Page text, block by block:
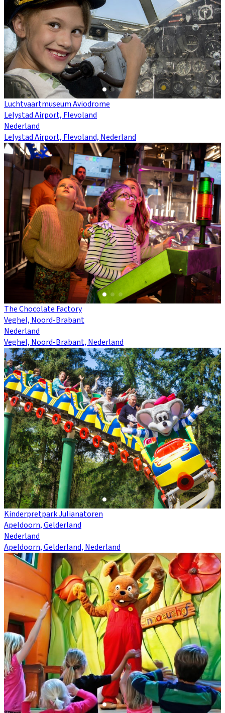
Luchtvaartmuseum Aviodrome
Lelystad Airport, Flevoland
Nederland
Lelystad Airport, Flevoland, Nederland
The Chocolate Factory
Veghel, Noord-Brabant
Nederland
Veghel, Noord-Brabant, Nederland
Kinderpretpark Julianatoren
Apeldoorn, Gelderland
Nederland
Apeldoorn, Gelderland, Nederland